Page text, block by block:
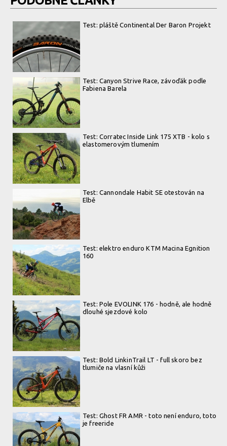
Test: pláště Continental Der Baron Projekt
Test: Canyon Strive Race, závoďák podle
Fabiena Barela
Test: Corratec Inside Link 175 XTB - kolo s
elastomerovým tlumením
Test: Cannondale Habit SE otestován na
Elbě
Test: elektro enduro KTM Macina Egnition
160
Test: Pole EVOLINK 176 - hodně, ale hodně
dlouhé sjezdové kolo
Test: Bold LinkinTrail LT - full skoro bez
tlumiče na vlasní kůži
Test: Ghost FR AMR - toto není enduro, toto
je freeride